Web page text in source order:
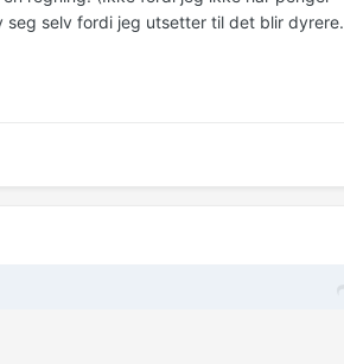
selv fordi jeg utsetter til det blir dyrere.